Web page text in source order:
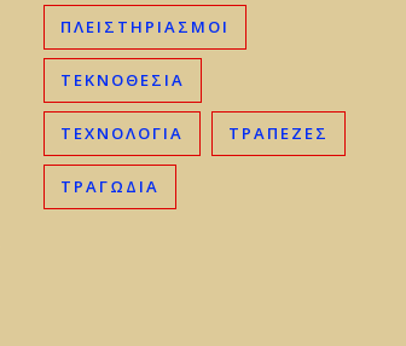
ΠΛΕΙΣΤΗΡΙΑΣΜΟΊ
ΤΕΚΝΟΘΕΣΊΑ
ΤΕΧΝΟΛΟΓΊΑ ΤΡΆΠΕΖΕΣ
ΤΡΑΓΩΔΊΑ